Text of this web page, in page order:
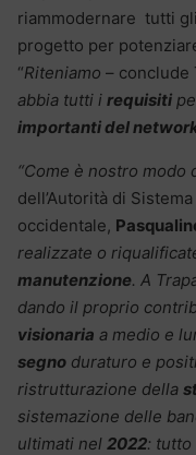
riammodernare tutti
progetto per
“Riteniamo – conclude
abbia tutti i requisiti
importanti del
“Come è nostro modo
dell’Autorità di
occidentale,
realizzate o
manutenzione. A
dando il proprio
visionaria a medio e
segno duraturo e
ristrutturazione della
sistemazione delle
ultimati nel 2022: tutto